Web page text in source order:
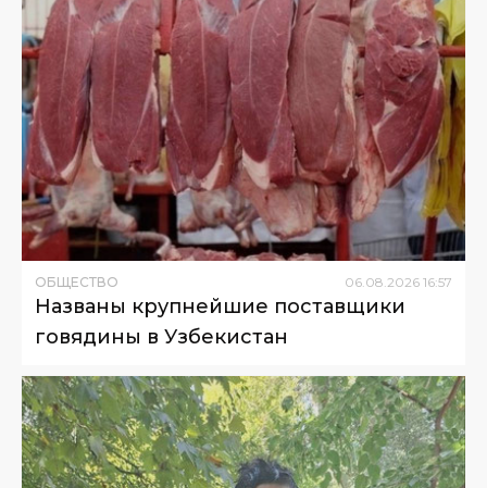
ОБЩЕСТВО 06.08.2026 16:57
Названы крупнейшие поставщики
говядины в Узбекистан